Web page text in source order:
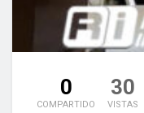
0
COMPARTIDO
30
VISTAS